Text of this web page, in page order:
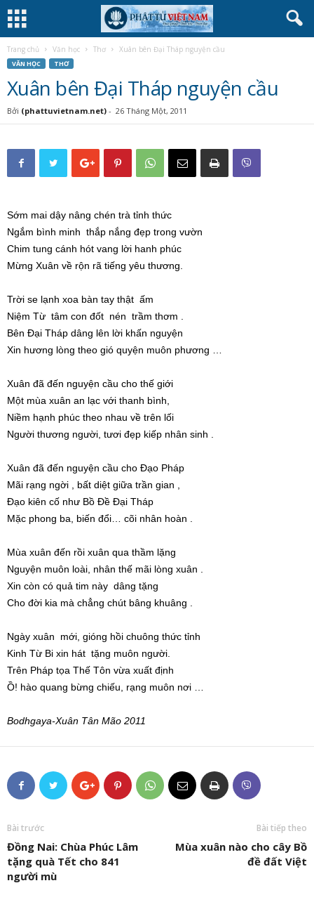
Trang chủ Văn học Thơ Xuân bên Đại Tháp nguyện cầu
VĂN HỌC THƠ
Xuân bên Đại Tháp nguyện cầu
Bởi (phattuvietnam.net) - 26 Tháng Một, 2011
Sớm mai dậy nâng chén trà tỉnh thức
Ngắm bình minh thắp nắng đẹp trong vườn
Chim tung cánh hót vang lời hanh phúc
Mừng Xuân về rộn rã tiếng yêu thương.
Trời se lạnh xoa bàn tay thật ấm
Niệm Từ tâm con đốt nén trầm thơm .
Bên Đại Tháp dâng lên lời khấn nguyện
Xin hương lòng theo gió quyện muôn phương …
Xuân đã đến nguyện cầu cho thế giới
Một mùa xuân an lạc với thanh bình,
Niềm hạnh phúc theo nhau về trên lối
Người thương người, tươi đẹp kiếp nhân sinh .
Xuân đã đến nguyện cầu cho Đạo Pháp
Mãi rạng ngời , bất diệt giữa trần gian ,
Đạo kiên cố như Bồ Đề Đại Tháp
Mặc phong ba, biến đổi… cõi nhân hoàn .
Mùa xuân đến rồi xuân qua thầm lặng
Nguyện muôn loài, nhân thế mãi lòng xuân .
Xin còn có quả tim này dâng tặng
Cho đời kia mà chẳng chút bâng khuâng .
Ngày xuân mới, gióng hồi chuông thức tỉnh
Kinh Từ Bi xin hát tặng muôn người.
Trên Pháp tọa Thế Tôn vừa xuất định
Ồ! hào quang bừng chiếu, rạng muôn nơi …
Bodhgaya-Xuân Tân Mão 2011
Bài trước
Đồng Nai: Chùa Phúc Lâm
tặng quà Tết cho 841
người mù
Bài tiếp theo
Mùa xuân nào cho cây Bồ
đề đất Việt